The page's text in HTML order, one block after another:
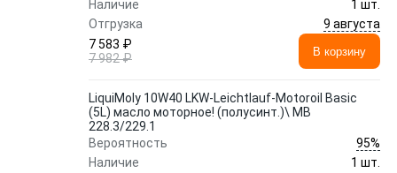
Наличие
1 шт.
Отгрузка
9 августа
7 583 ₽
7 982 ₽
В корзину
LiquiMoly 10W40 LKW-Leichtlauf-Motoroil Basic
(5L) масло моторное! (полусинт.)\ MB
228.3/229.1
Вероятность
95%
Наличие
1 шт.